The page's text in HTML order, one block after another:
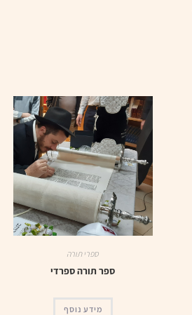
ספרי תורה
ספר תורה ספרדי
מידע נוסף